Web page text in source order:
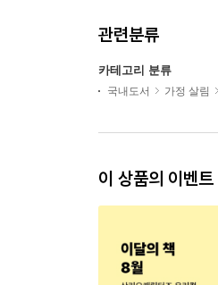
관련분류
카테고리 분류
국내도서 가정 살림
이 상품의 이벤트